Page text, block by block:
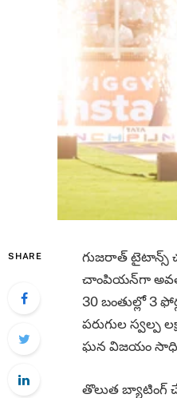
SHARE
గుజరాత్‌ టైటాన్స్‌
చాంపియన్‌గా
30 బంతుల్లో 3
పరుగుల స్వల్ప
ఘన విజయం
తొలుత బ్యాటింగ్‌